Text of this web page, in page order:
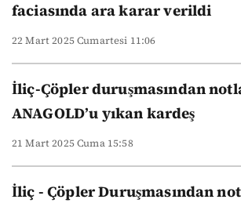
faciasında ara karar verildi
22 Mart 2025 Cumartesi 11:06
İliç-Çöpler duruşmasından
ANAGOLD’u yıkan kardeş
21 Mart 2025 Cuma 15:58
İliç - Çöpler Duruşmasından